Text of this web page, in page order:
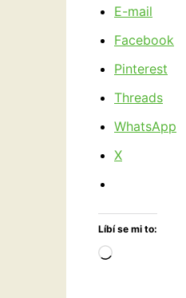
E-mail
Facebook
Pinterest
Threads
WhatsApp
X
Líbí se mi to:
Načítání…